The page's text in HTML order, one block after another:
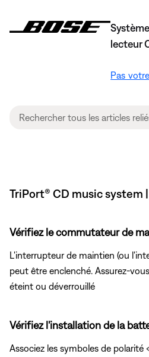
lecteur
Pas
TriPort® CD music system
Vérifiez le commutateur de
L'interrupteur de maintien (ou
peut être enclenché. Assurez-
éteint ou déverrouillé
Vérifiez l'installation de la
Associez les symboles de